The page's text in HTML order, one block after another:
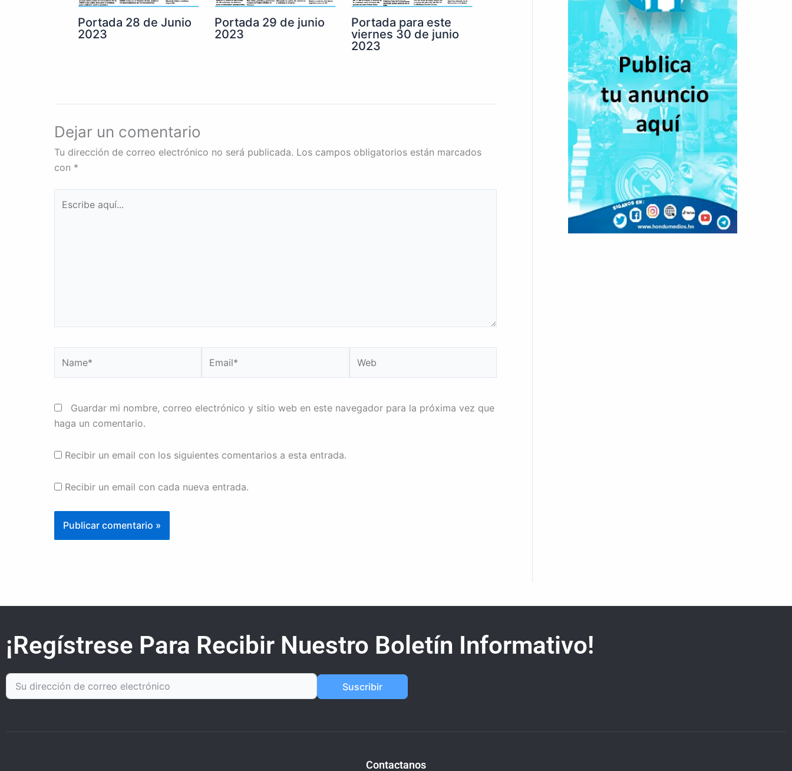
Portada 28 de Junio
2023
Portada 29 de junio
2023
Portada para este
viernes 30 de junio
2023
Dejar un comentario
Tu dirección de correo electrónico no será publicada. Los campos obligatorios están marcados
con *
aquí...
Guardar mi nombre, correo electrónico y sitio web en este navegador para la próxima vez que
haga un comentario.
Recibir un email con los siguientes comentarios a esta entrada.
Recibir un email con cada nueva entrada.
¡Regístrese Para Recibir Nuestro Boletín Informativo!
Suscribir
Contactanos